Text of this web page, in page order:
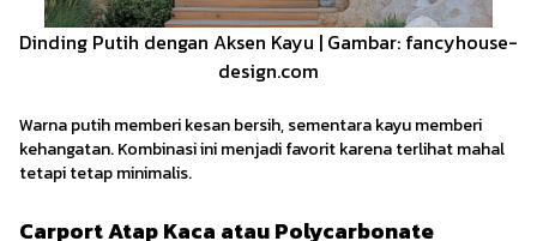
Dinding Putih dengan Aksen Kayu | Gambar: fancyhouse-
design.com
Warna putih memberi kesan bersih, sementara kayu memberi
kehangatan. Kombinasi ini menjadi favorit karena terlihat mahal
tetapi tetap minimalis.
Carport Atap Kaca atau Polycarbonate